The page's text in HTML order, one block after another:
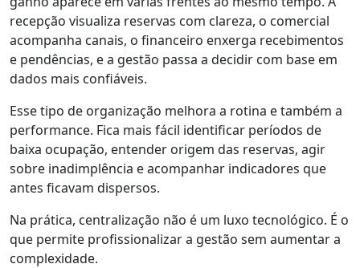
recepção visualiza reservas com clareza, o comercial
acompanha canais, o financeiro enxerga recebimentos
e pendências, e a gestão passa a decidir com base em
dados mais confiáveis.
Esse tipo de organização melhora a rotina e também a
performance. Fica mais fácil identificar períodos de
baixa ocupação, entender origem das reservas, agir
sobre inadimplência e acompanhar indicadores que
antes ficavam dispersos.
Na prática, centralização não é um luxo tecnológico. É o
que permite profissionalizar a gestão sem aumentar a
complexidade.